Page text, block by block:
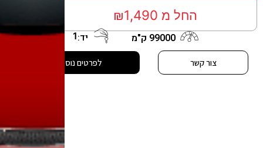
החל מ ₪1,490
99000 ק"מ יד:1
צור קשר לפרטים נוספים